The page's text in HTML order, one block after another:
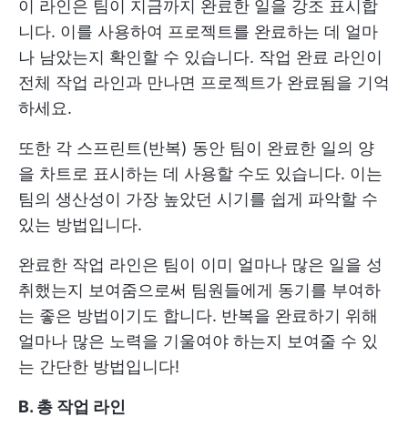
이 라인은 팀이 지금까지 완료한 일을 강조 표시합
니다. 이를 사용하여 프로젝트를 완료하는 데 얼마
나 남았는지 확인할 수 있습니다. 작업 완료 라인이
전체 작업 라인과 만나면 프로젝트가 완료됨을 기억
하세요.
또한 각 스프린트(반복) 동안 팀이 완료한 일의 양
을 차트로 표시하는 데 사용할 수도 있습니다. 이는
팀의 생산성이 가장 높았던 시기를 쉽게 파악할 수
있는 방법입니다.
완료한 작업 라인은 팀이 이미 얼마나 많은 일을 성
취했는지 보여줌으로써 팀원들에게 동기를 부여하
는 좋은 방법이기도 합니다. 반복을 완료하기 위해
얼마나 많은 노력을 기울여야 하는지 보여줄 수 있
는 간단한 방법입니다!
B. 총 작업 라인